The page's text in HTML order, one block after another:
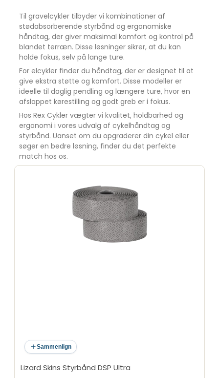
Til gravelcykler tilbyder vi kombinationer af
stødabsorberende styrbånd og ergonomiske
håndtag, der giver maksimal komfort og kontrol på
blandet terræn. Disse løsninger sikrer, at du kan
holde fokus, selv på lange ture.
For elcykler finder du håndtag, der er designet til at
give ekstra støtte og komfort. Disse modeller er
ideelle til daglig pendling og længere ture, hvor en
afslappet kørestilling og godt greb er i fokus.
Hos Rex Cykler vægter vi kvalitet, holdbarhed og
ergonomi i vores udvalg af cykelhåndtag og
styrbånd. Uanset om du opgraderer din cykel eller
søger en bedre løsning, finder du det perfekte
match hos os.
Sammenlign
Lizard Skins Styrbånd DSP Ultra